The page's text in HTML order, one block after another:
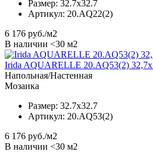
Размер: 32.7x32.7
Артикул: 20.AQ22(2)
6 176 руб./м2
В наличии <30 м2
Irida AQUARELLE 20.AQ53(2)
Напольная/Настенная
Мозаика
Размер: 32.7x32.7
Артикул: 20.AQ53(2)
6 176 руб./м2
В наличии <30 м2